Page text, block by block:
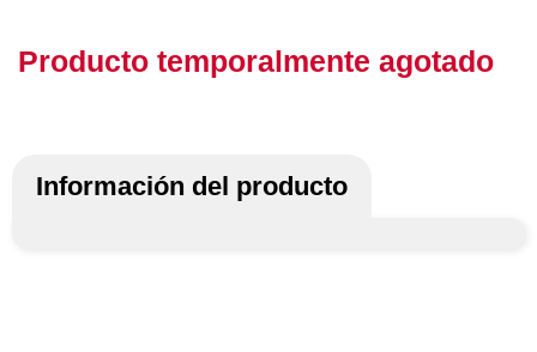
Producto temporalmente agotado
Información del producto